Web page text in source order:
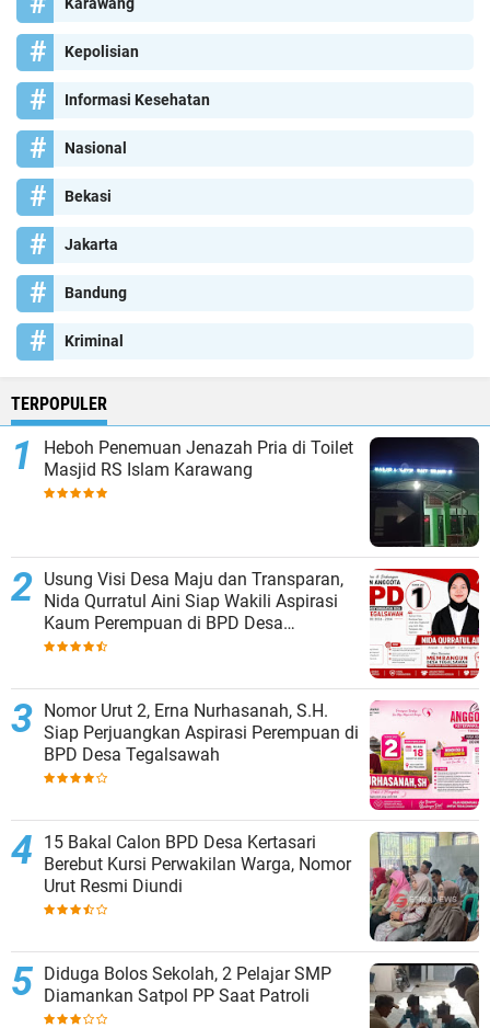
Kepolisian
Informasi Kesehatan
Nasional
Bekasi
Jakarta
Bandung
Kriminal
TERPOPULER
Heboh Penemuan Jenazah Pria di Toilet
Masjid RS Islam Karawang
Usung Visi Desa Maju dan Transparan,
Nida Qurratul Aini Siap Wakili Aspirasi
Kaum Perempuan di BPD Desa
Tegalsawah
Nomor Urut 2, Erna Nurhasanah, S.H.
Siap Perjuangkan Aspirasi Perempuan di
BPD Desa Tegalsawah
15 Bakal Calon BPD Desa Kertasari
Berebut Kursi Perwakilan Warga, Nomor
Urut Resmi Diundi
Diduga Bolos Sekolah, 2 Pelajar SMP
Diamankan Satpol PP Saat Patroli